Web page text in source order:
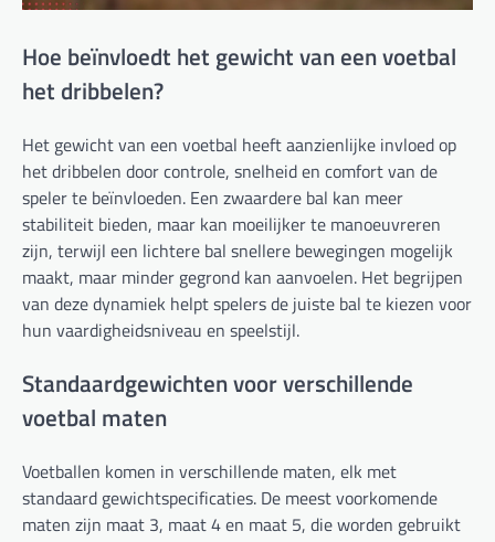
Hoe beïnvloedt het gewicht van een voetbal
het dribbelen?
Het gewicht van een voetbal heeft aanzienlijke invloed op
het dribbelen door controle, snelheid en comfort van de
speler te beïnvloeden. Een zwaardere bal kan meer
stabiliteit bieden, maar kan moeilijker te manoeuvreren
zijn, terwijl een lichtere bal snellere bewegingen mogelijk
maakt, maar minder gegrond kan aanvoelen. Het begrijpen
van deze dynamiek helpt spelers de juiste bal te kiezen voor
hun vaardigheidsniveau en speelstijl.
Standaardgewichten voor verschillende
voetbal maten
Voetballen komen in verschillende maten, elk met
standaard gewichtspecificaties. De meest voorkomende
maten zijn maat 3, maat 4 en maat 5, die worden gebruikt